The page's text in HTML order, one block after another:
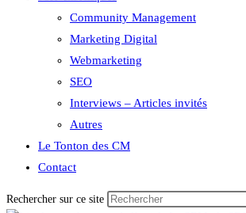
Community Management
Marketing Digital
Webmarketing
SEO
Interviews – Articles invités
Autres
Le Tonton des CM
Contact
Rechercher sur ce site